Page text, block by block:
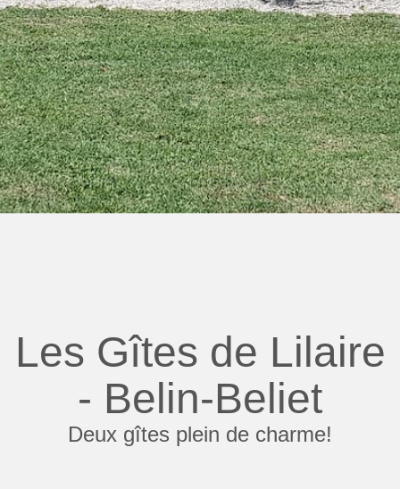
Les Gîtes de Lilaire
- Belin-Beliet
Deux gîtes plein de charme!